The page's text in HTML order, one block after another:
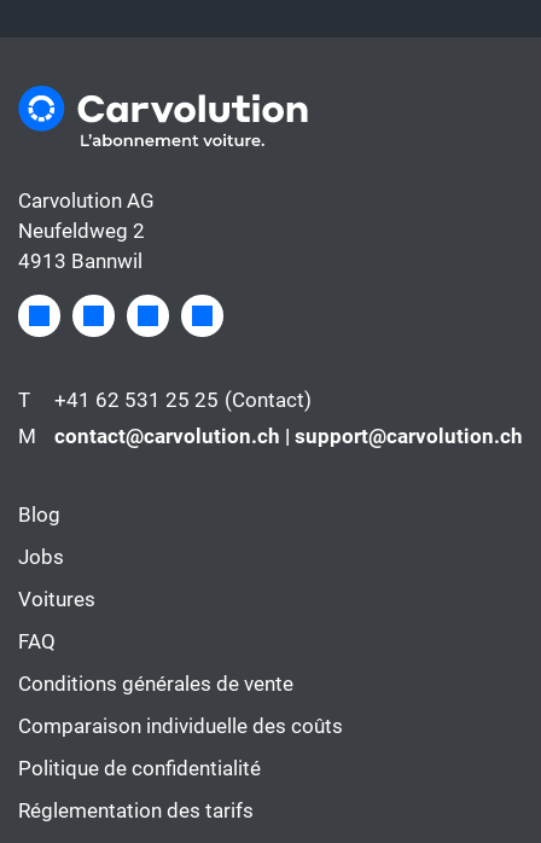
Carvolution AG
Neufeldweg 2
4913 Bannwil
T +41 62 531 25 25 (Contact)
M
contact@carvolution.ch | support@carvolution.ch
Blog
Jobs
Voitures
FAQ
Conditions générales de vente
Comparaison individuelle des coûts
Politique de confidentialité
Réglementation des tarifs